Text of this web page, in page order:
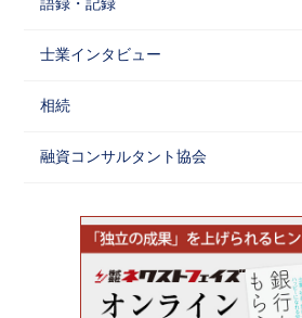
語録・記録
士業インタビュー
相続
融資コンサルタント協会